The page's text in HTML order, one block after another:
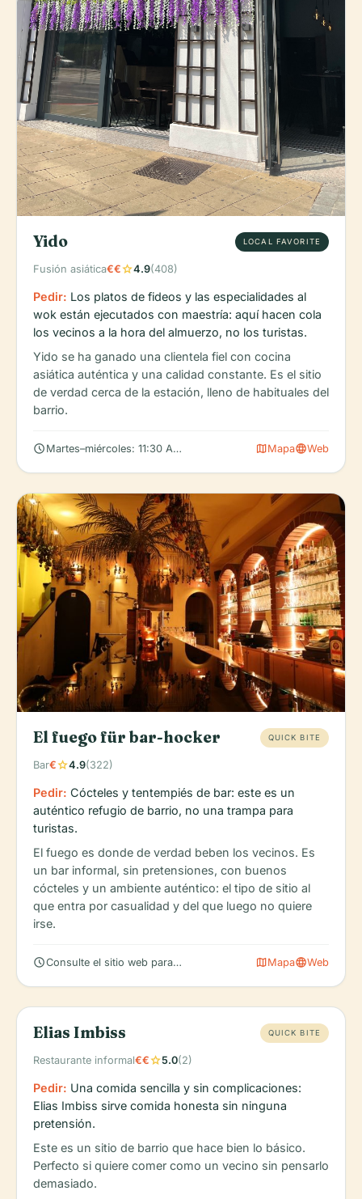
Yido LOCAL FAVORITE
Fusión asiática€€star4.9(408)
Pedir: Los platos de fideos y las especialidades al
wok están ejecutados con maestría: aquí hacen cola
los vecinos a la hora del almuerzo, no los turistas.
Yido se ha ganado una clientela fiel con cocina
asiática auténtica y una calidad constante. Es el sitio
de verdad cerca de la estación, lleno de habituales del
barrio.
schedule Martes–miércoles: 11:30 AM – 3:00 PM, 5:00 – 10:00 PM;
mapMapalanguageWeb
El fuego für bar-hocker QUICK BITE
Bar€star4.9(322)
Pedir: Cócteles y tentempiés de bar: este es un
auténtico refugio de barrio, no una trampa para
turistas.
El fuego es donde de verdad beben los vecinos. Es
un bar informal, sin pretensiones, con buenos
cócteles y un ambiente auténtico: el tipo de sitio al
que entra por casualidad y del que luego no quiere
irse.
scheduleConsulte el sitio web para conocer el horario actual
mapMapalanguageWeb
Elias Imbiss QUICK BITE
Restaurante informal€€star5.0(2)
Pedir: Una comida sencilla y sin complicaciones:
Elias Imbiss sirve comida honesta sin ninguna
pretensión.
Este es un sitio de barrio que hace bien lo básico.
Perfecto si quiere comer como un vecino sin pensarlo
demasiado.